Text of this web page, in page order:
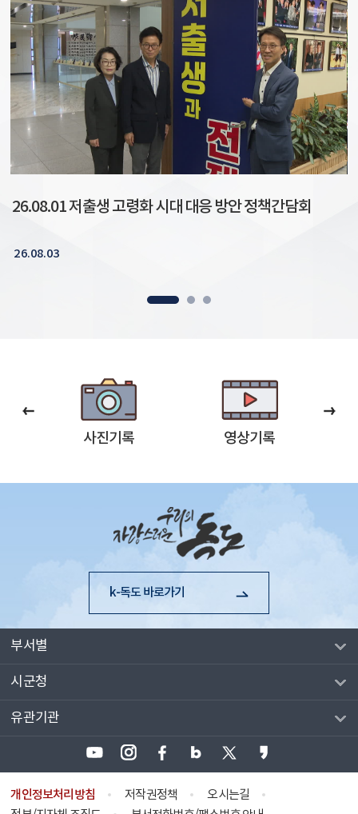
26.08.01 저출생 고령화 시대 대응 방안 정책간담회
26.08.03
사진기록 영상기록
k-독도 바로가기
부서별
시군청
유관기관
개인정보처리방침 저작권정책
오시는길